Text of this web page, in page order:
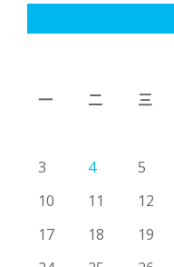
一
二 三
3
4 5
10
11 12
17
18 19